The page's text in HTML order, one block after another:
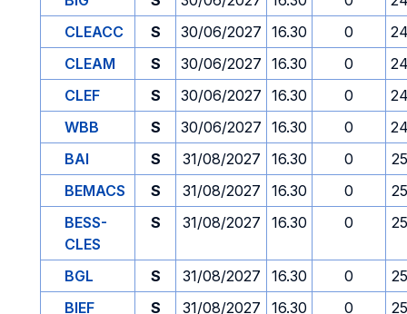
CLEACC
S 30/06/2027 16.30 0
CLEAM
S 30/06/2027 16.30 0
CLEF
S 30/06/2027 16.30 0
WBB
S 30/06/2027 16.30 0
BAI
S 31/08/2027 16.30 0
BEMACS
S 31/08/2027 16.30 0
BESS-
CLES
S 31/08/2027 16.30 0
BGL S 31/08/2027 16.30 0
BIEF
S 31/08/2027 16.30 0